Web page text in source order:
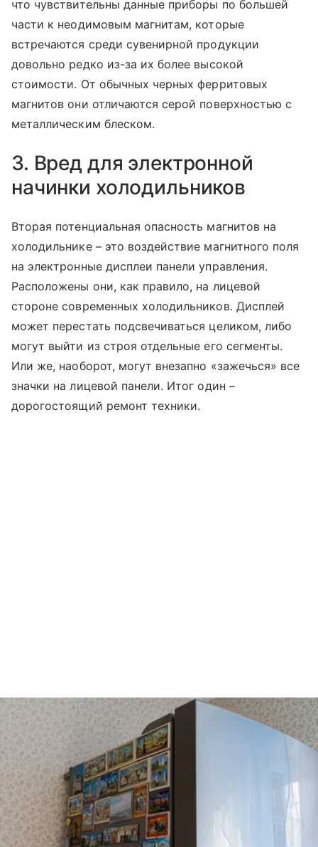
что чувствительны данные приборы по большей
части к неодимовым магнитам, которые
встречаются среди сувенирной продукции
довольно редко из-за их более высокой
стоимости. От обычных черных ферритовых
магнитов они отличаются серой поверхностью с
металлическим блеском.
3. Вред для электронной
начинки холодильников
Вторая потенциальная опасность магнитов на
холодильнике – это воздействие магнитного поля
на электронные дисплеи панели управления.
Расположены они, как правило, на лицевой
стороне современных холодильников. Дисплей
может перестать подсвечиваться целиком, либо
могут выйти из строя отдельные его сегменты.
Или же, наоборот, могут внезапно «зажечься» все
значки на лицевой панели. Итог один –
дорогостоящий ремонт техники.